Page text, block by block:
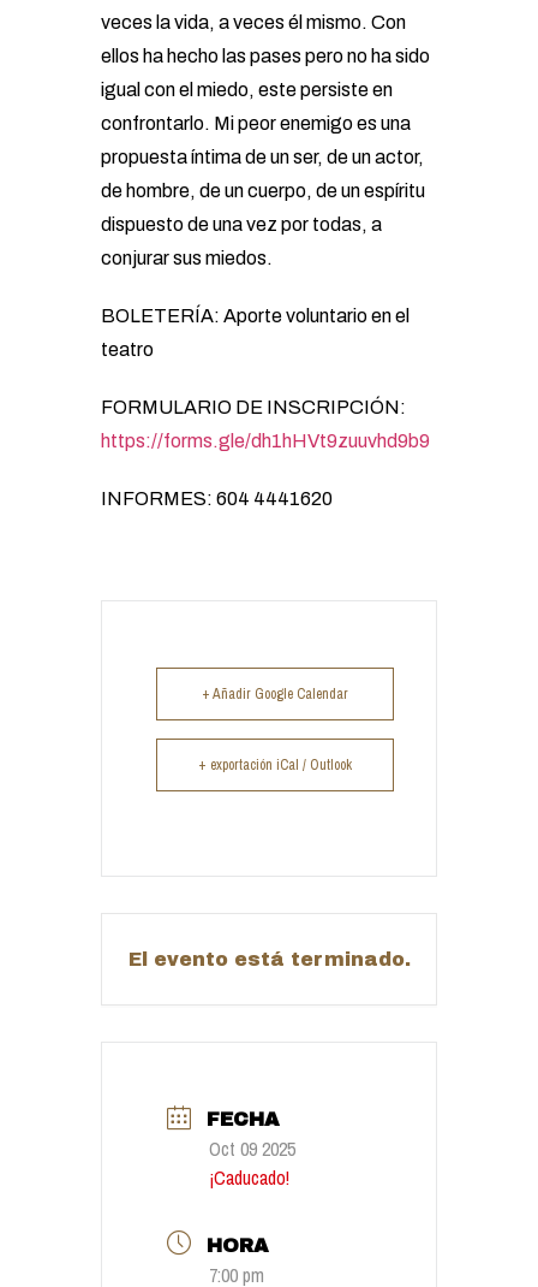
veces la vida, a veces él mismo. Con
ellos ha hecho las pases pero no ha sido
igual con el miedo, este persiste en
confrontarlo. Mi peor enemigo es una
propuesta íntima de un ser, de un actor,
de hombre, de un cuerpo, de un espíritu
dispuesto de una vez por todas, a
conjurar sus miedos.
BOLETERÍA: Aporte voluntario en el
teatro
FORMULARIO DE INSCRIPCIÓN:
https://forms.gle/dh1hHVt9zuuvhd9b9
INFORMES: 604 4441620
+ Añadir Google Calendar
+ exportación iCal / Outlook
El evento está terminado.
FECHA
Oct 09 2025
¡Caducado!
HORA
7:00 pm